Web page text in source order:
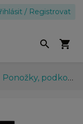
Přihlásit / Registrovat
search shopping_cart
Ponožky, podkolenky